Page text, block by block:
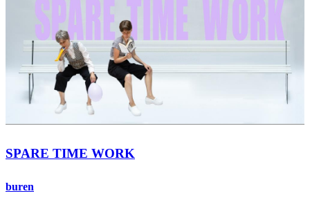
SPARE TIME WORK
buren